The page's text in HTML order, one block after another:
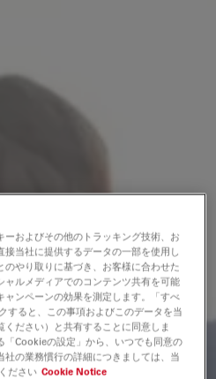
およびその他のトラッキング技術、お
当社に提供するデータの一部を使用し
やり取りに基づき、お客様に合わせた
ャルメディアでのコンテンツ共有を可能
ャンペーンの効果を測定します。「すべ
すると、この事項およびこのデータを当
ださい）と共有することに同意しま
「Cookieの設定」から、いつでも同意の
の業務慣行の詳細につきましては、当
ださい Cookie Notice